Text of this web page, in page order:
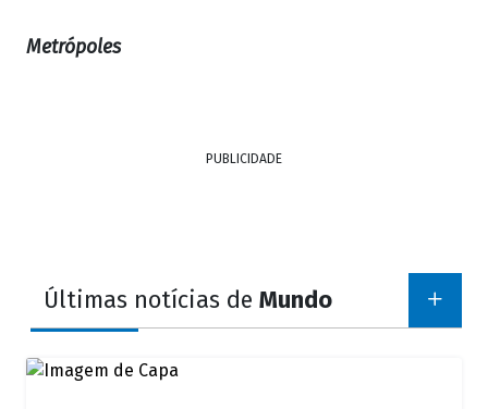
Metrópoles
PUBLICIDADE
Últimas notícias de Mundo